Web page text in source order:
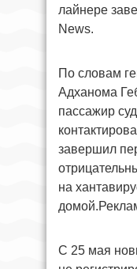
лайнере
News.
По словам
Адханома
пассажир
завершил
на
С 25 мая